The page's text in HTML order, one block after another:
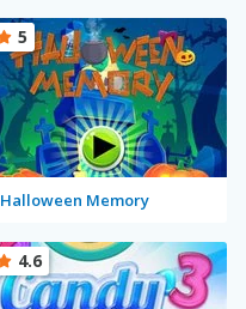
Halloween Memory
5
4.6